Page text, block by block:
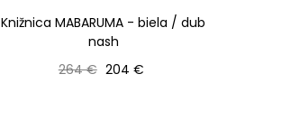
Knižnica MABARUMA - biela / dub
nash
Bežná cena
264 € Cena
204 €